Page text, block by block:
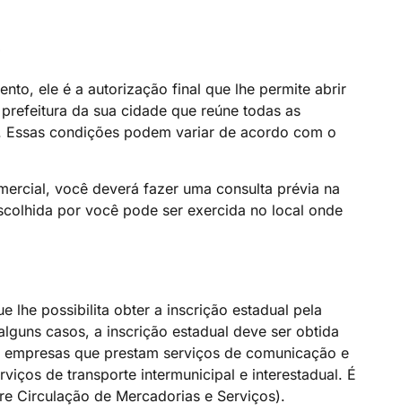
ele é a autorização final que lhe permite abrir
da sua cidade que reúne todas as
condições podem variar de acordo com o
você deverá fazer uma consulta prévia na
por você pode ser exercida no local onde
lhe possibilita obter a inscrição estadual pela
casos, a inscrição estadual deve ser obtida
que prestam serviços de comunicação e
de transporte intermunicipal e interestadual. É
Circulação de Mercadorias e Serviços).